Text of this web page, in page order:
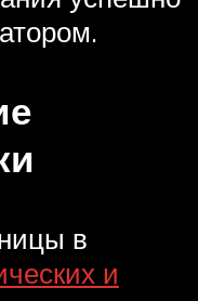
в
и